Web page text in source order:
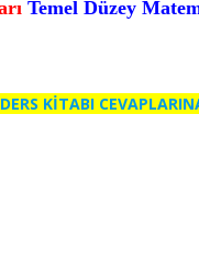
Temel Düzey
DERS KİTABI